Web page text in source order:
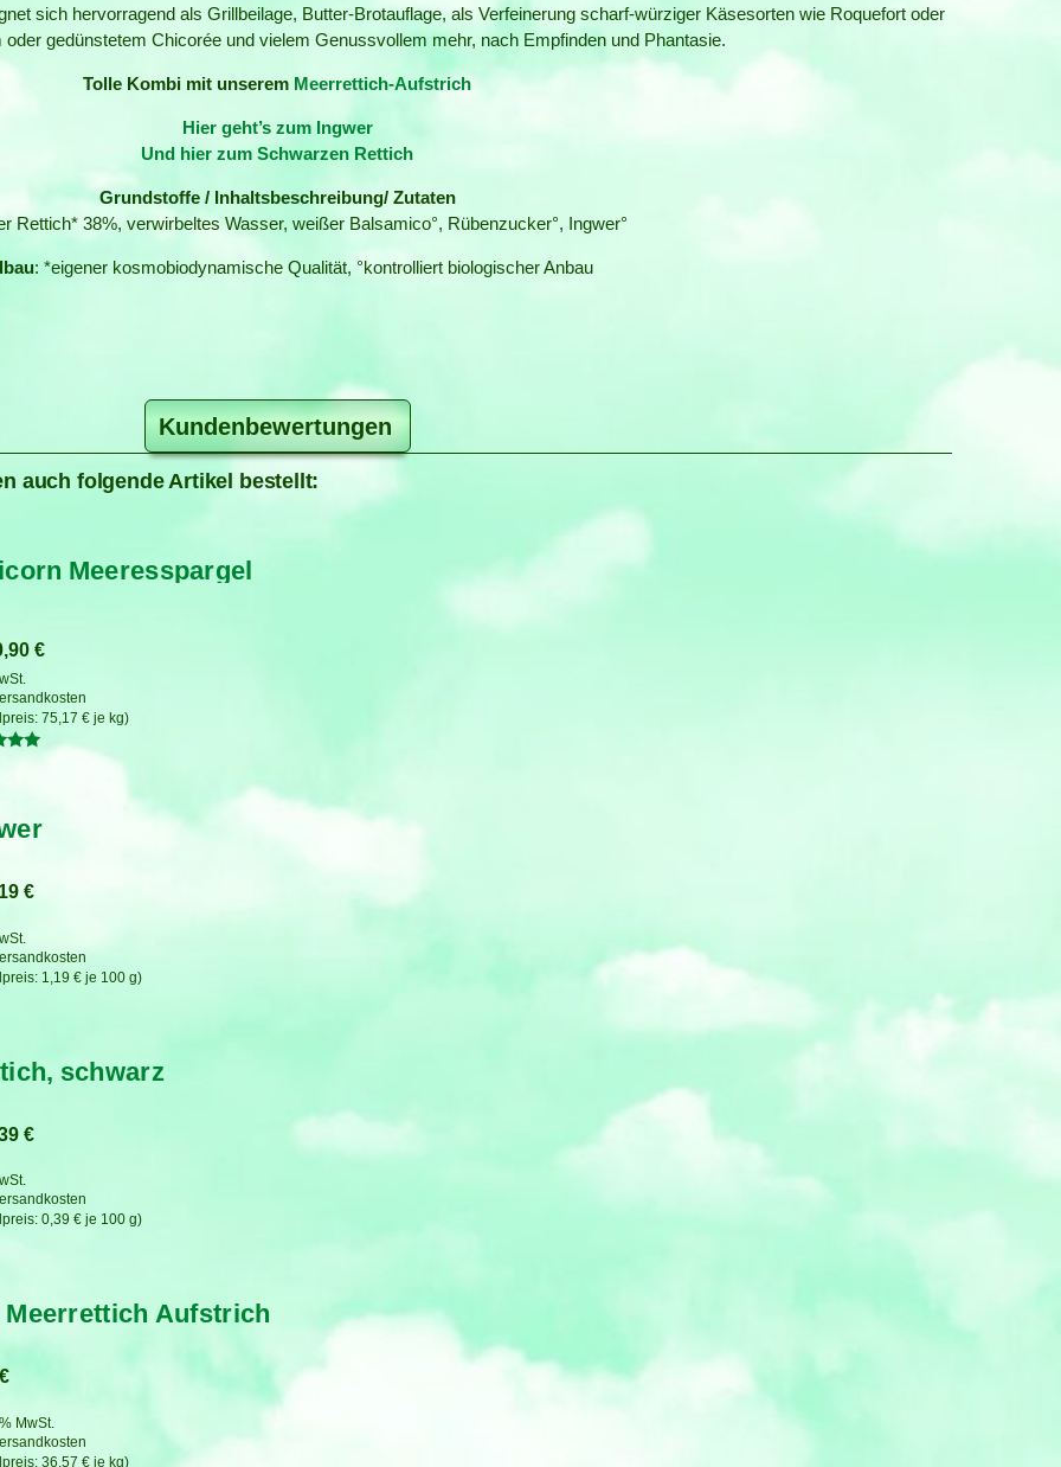
sich hervorragend als Grillbeilage, Butter-Brotauflage, als Verfeinerung scharf-würziger Käsesorten wie Roquefort oder
gedünstetem Chicorée und vielem Genussvollem mehr, nach Empfinden und Phantasie.
Tolle Kombi mit unserem Meerrettich-Aufstrich
Hier geht’s zum Ingwer
Und hier zum Schwarzen Rettich
Grundstoffe / Inhaltsbeschreibung/ Zutaten
Rettich* 38%, verwirbeltes Wasser, weißer Balsamico°, Rübenzucker°, Ingwer°
: *eigener kosmobiodynamische Qualität, °kontrolliert biologischer Anbau
Kundenbewertungen
auch folgende Artikel bestellt:
Meeresspargel
€
75,17 € je kg
€
1,19 € je 100 g
schwarz
€
0,39 € je 100 g
Meerrettich Aufstrich
€
36,57 € je kg
MwSt.